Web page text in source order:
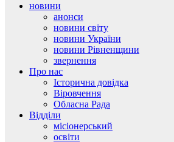
новини
анонси
новини світу
новини України
новини Рівненщини
звернення
Про нас
Історична довідка
Віровчення
Обласна Рада
Відділи
місіонерський
освіти